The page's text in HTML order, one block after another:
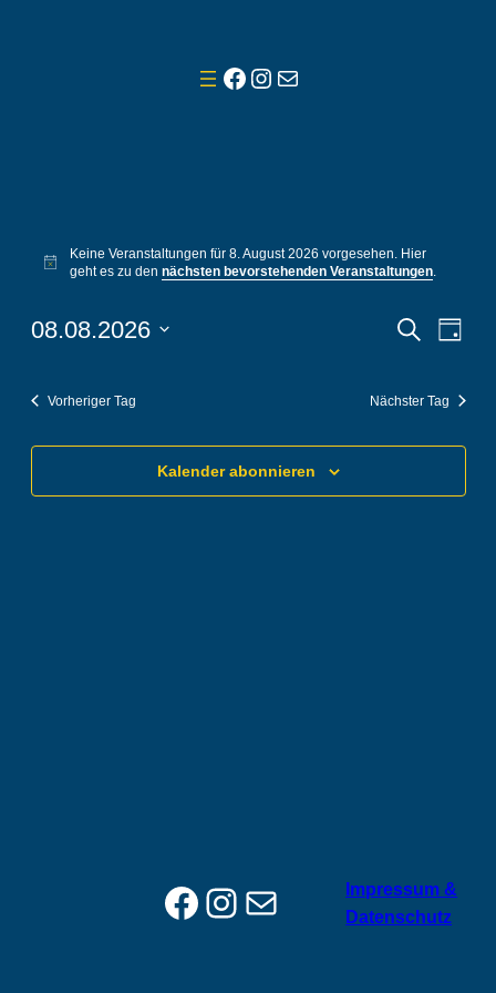
Facebook
Instagram
E-Mail
Veranstaltungen
für
8.
2026
Hinweis
Keine Veranstaltungen für 8. August 2026 vorgesehen. Hier
geht es zu dennächsten bevorstehenden Veranstaltungen
und
Suche
Tag
08.08.2026
Vorheriger Tag Nächster Tag
Kalender abonnieren
Facebook
Instagram
E-Mail
Impressum &
Datenschutz